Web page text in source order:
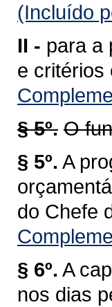
(Incluído
II - para a
e critérios
§ 5º. O
§ 5º. A
do Chefe
§ 6º. A
nos dias